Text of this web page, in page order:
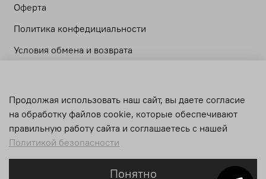
Оферта
Политика конфедициальности
Условия обмена и возврата
Корзина
Сравнение
Продолжая использовать наш сайт, вы даете согласие
на обработку файлов cookie, которые обеспечивают
правильную работу сайта и соглашаетесь с нашей
Политикой безопасности
Понятно